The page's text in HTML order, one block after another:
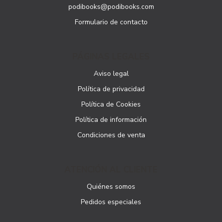
podibooks@podibooks.com
Formulario de contacto
Aviso legal
Política de privacidad
Política de Cookies
Política de información
Condiciones de venta
Quiénes somos
Pedidos especiales